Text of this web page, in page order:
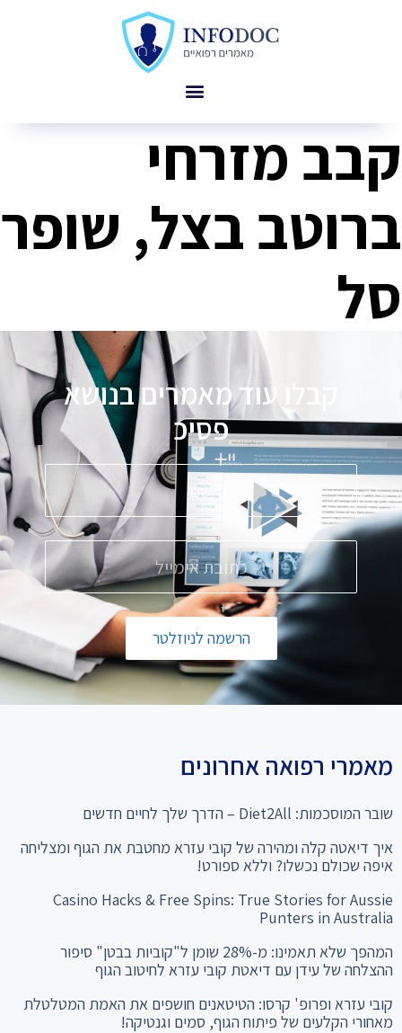
קבב מזרחי
ברוטב בצל, שופר
סל
קבלו עוד מאמרים בנושא
פסיכול
הרשמה לניוזלטר
מאמרי רפואה אחרונים
שובר המוסכמות: Diet2All – הדרך שלך לחיים חדשים
איך דיאטה קלה ומהירה של קובי עזרא מחטבת את הגוף ומצליחה
איפה שכולם נכשלו? וללא ספורט!
Casino Hacks & Free Spins: True Stories for Aussie
Punters in Australia
המהפך שלא תאמינו: מ-28% שומן ל"קוביות בבטן" סיפור
ההצלחה של עידן עם דיאטת קובי עזרא לחיטוב הגוף
קובי עזרא ופרופ' קרסו: הטיטאנים חושפים את האמת המטלטלת
מאחורי הקלעים של פיתוח הגוף, סמים וגנטיקה!